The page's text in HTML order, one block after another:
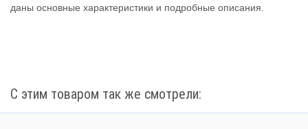
даны основные характеристики и подробные описания.
С этим товаром так же смотрели: